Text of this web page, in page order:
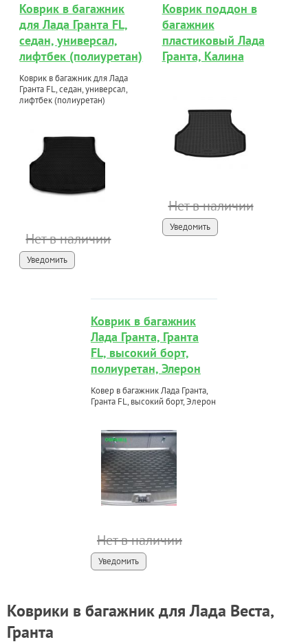
Коврик в багажник
для Лада Гранта FL,
седан, универсал,
лифтбек (полиуретан)
Коврик в багажник для Лада
Гранта FL, седан, универсал,
лифтбек (полиуретан)
Нет в наличии
Уведомить
Коврик поддон в
багажник
пластиковый Лада
Гранта, Калина
Нет в наличии
Уведомить
Коврик в багажник
Лада Гранта, Гранта
FL, высокий борт,
полиуретан, Элерон
Ковер в багажник Лада Гранта,
Гранта FL, высокий борт, Элерон
Нет в наличии
Уведомить
Коврики в багажник для Лада Веста,
Гранта